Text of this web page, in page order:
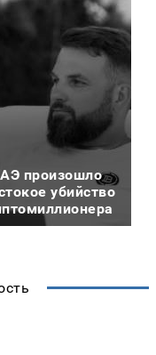
произошло
убийство